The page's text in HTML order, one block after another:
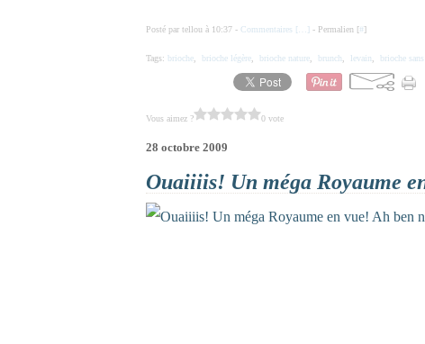
Posté par tellou à 10:37 - Commentaires [ ] - Permalien [#]
Tags: brioche brioche légère brioche nature brunch levain brioche
Vous aimez ? 0 vote
28 octobre 2009
Ouaiiiis! Un méga Royaume